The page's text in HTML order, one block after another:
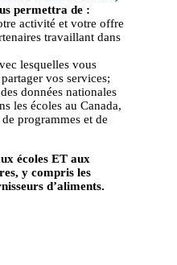
permettra de :
activité et votre offre
travaillant dans
lesquelles vous
vos services;
données nationales
les écoles au Canada,
programmes et de
écoles ET aux
y compris les
d’aliments.